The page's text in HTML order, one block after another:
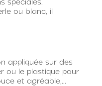
ou blanc, il
appliquée sur des
ou le plastique pour
et agréable,...